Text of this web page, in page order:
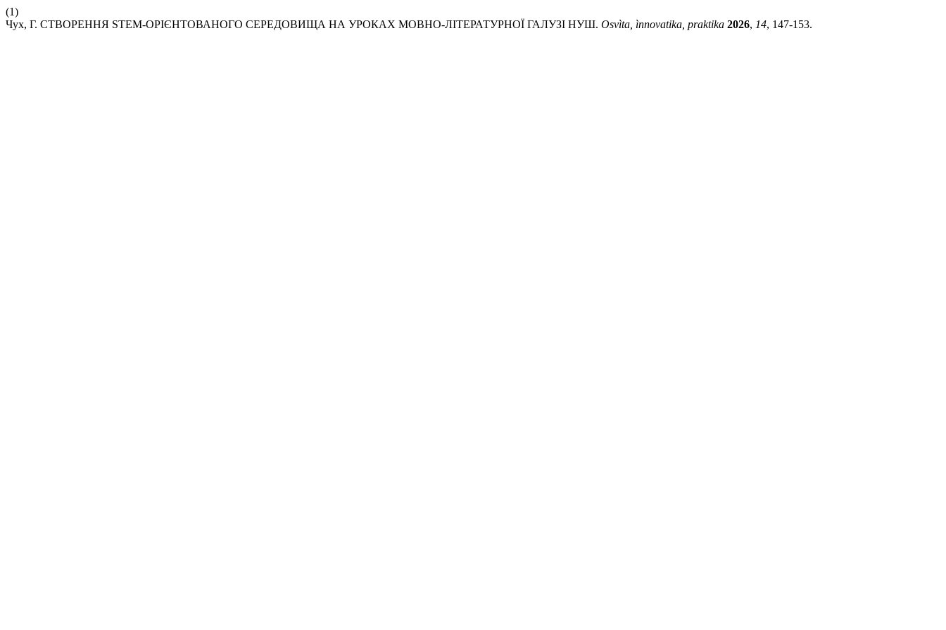
(1)
Чух, Г. СТВОРЕННЯ STEM-ОРІЄНТОВАНОГО СЕРЕДОВИЩА НА УРОКАХ МОВНО-ЛІТЕРАТУРНОЇ ГАЛУЗІ НУШ. Osvìta, ìnnovatika, praktika 2026, 14, 147-153.